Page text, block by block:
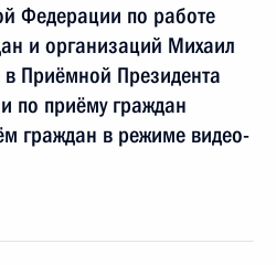
Федерации по работе
и организаций Михаил
Приёмной Президента
по приёму граждан
граждан в режиме видео-